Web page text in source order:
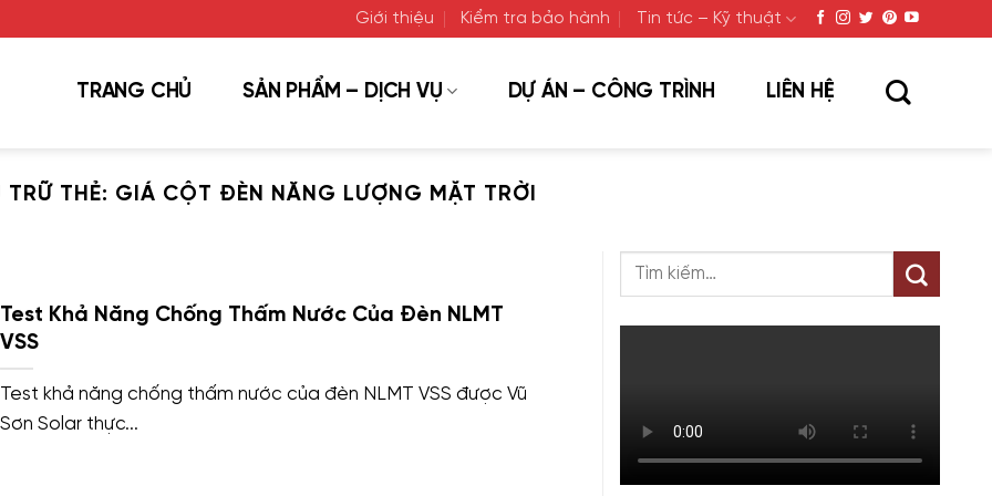
Giới thiệu Kiểm tra bảo hành Tin tức – Kỹ thuật
TRANG CHỦ SẢN PHẨM – DỊCH VỤ DỰ ÁN – CÔNG TRÌNH LIÊN HỆ
TRỮ THẺ: GIÁ CỘT ĐÈN NĂNG LƯỢNG MẶT TRỜI
Test Khả Năng Chống Thấm Nước Của Đèn NLMT
VSS
Test khả năng chống thấm nước của đèn NLMT VSS được Vũ
Sơn Solar thực...